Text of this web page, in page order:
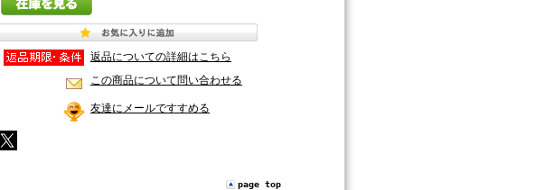
返品についての詳細はこちら
この商品について問い合わせる
友達にメールですすめる
page top